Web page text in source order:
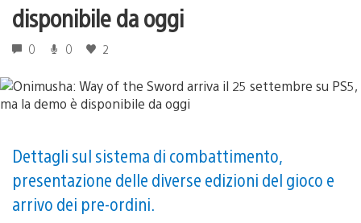
disponibile da oggi
0 0 2
Dettagli sul sistema di combattimento,
presentazione delle diverse edizioni del gioco e
arrivo dei pre-ordini.